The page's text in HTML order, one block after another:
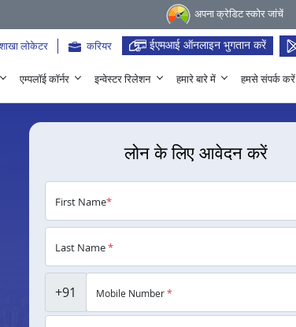
अपना क्रेडिट स्कोर जांचें
लोकेटर करियर ईएमआई ऑनलाइन भुगतान करें
एम्पलॉई कॉर्नर इन्वेस्टर रिलेशन हमारे बारे में हमसे संपर्क करें
लोन के लिए आवेदन करें
First Name*
Last Name*
+91 Mobile Number*